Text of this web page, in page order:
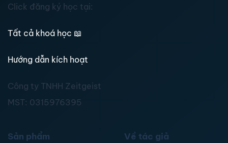
Click đăng ký học tại:
Tất cả khoá học 📖
Hướng dẫn kích hoạt
Công ty TNHH Zeitgeist
MST: 0315976395
Sản phẩm Về tác giả